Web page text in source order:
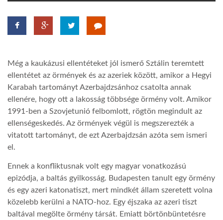
GLOBOBOOK
Még a kaukázusi ellentéteket jól ismerő Sztálin teremtett
ellentétet az örmények és az azeriek között, amikor a Hegyi
Karabah tartományt Azerbajdzsánhoz csatolta annak
ellenére, hogy ott a lakosság többsége örmény volt. Amikor
1991-ben a Szovjetunió felbomlott, rögtön megindult az
ellenségeskedés. Az örmények végül is megszerezték a
vitatott tartományt, de ezt Azerbajdzsán azóta sem ismeri
el.
Ennek a konfliktusnak volt egy magyar vonatkozású
epizódja, a baltás gyilkosság. Budapesten tanult egy örmény
és egy azeri katonatiszt, mert mindkét állam szeretett volna
közelebb kerülni a NATO-hoz. Egy éjszaka az azeri tiszt
baltával megölte örmény társát. Emiatt börtönbüntetésre